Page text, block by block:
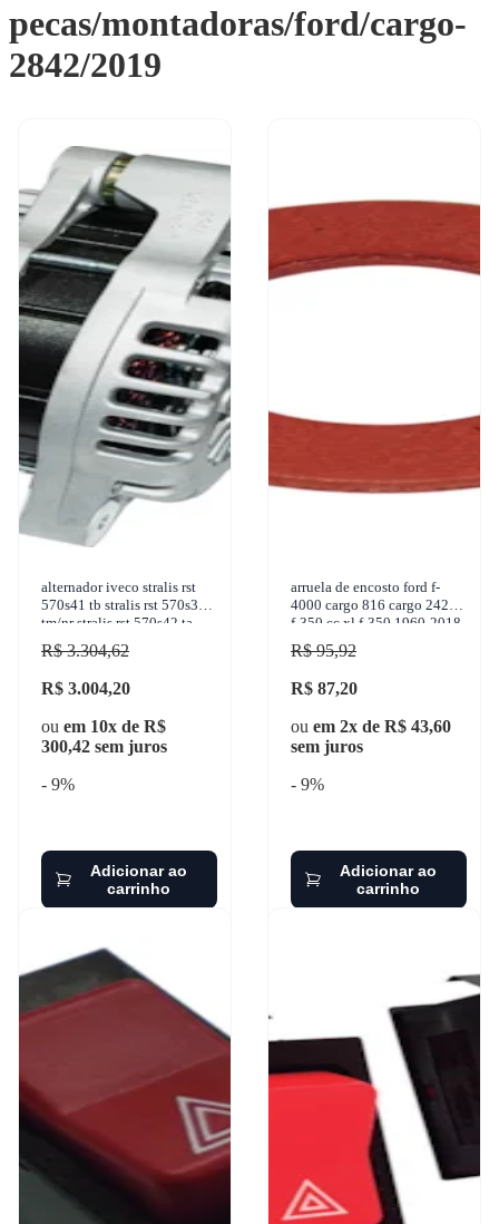
pecas/montadoras/ford/cargo-
2842/2019
alternador iveco stralis rst
570s41 tb stralis rst 570s38
tm/nr stralis rst 570s42 ta
stralis hd 570
R$ 3.304,62
R$ 3.004,20
ou em 10x de R$
300,42 sem juros
- 9%
Adicionar ao
carrinho
arruela de encosto ford f-
4000 cargo 816 cargo 2429
f-350 cc xl f-350 1960-2018
gbusch - 33041
R$ 95,92
R$ 87,20
ou em 2x de R$ 43,60
sem juros
- 9%
Adicionar ao
carrinho